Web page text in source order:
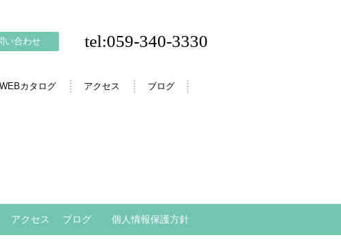
カタログ アクセス ブログ
い合わせ tel:059-340-3330
アクセス ブログ 個人情報保護方針